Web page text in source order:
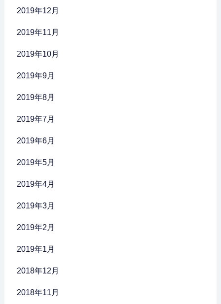
2019年12月
2019年11月
2019年10月
2019年9月
2019年8月
2019年7月
2019年6月
2019年5月
2019年4月
2019年3月
2019年2月
2019年1月
2018年12月
2018年11月